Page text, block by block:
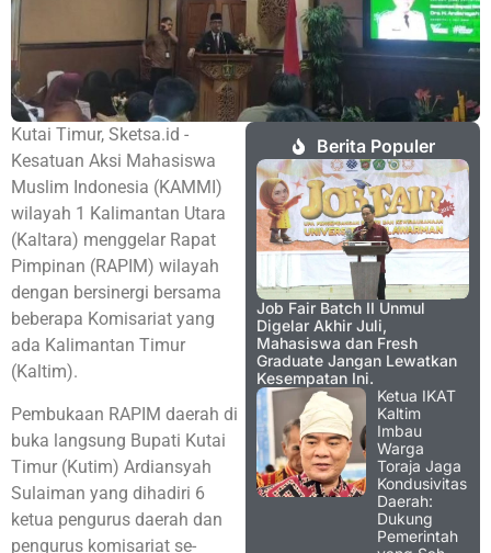
Kutai Timur, Sketsa.id -
Kesatuan Aksi Mahasiswa
Muslim Indonesia (KAMMI)
wilayah 1 Kalimantan Utara
(Kaltara) menggelar Rapat
Pimpinan (RAPIM) wilayah
dengan bersinergi bersama
beberapa Komisariat yang
ada Kalimantan Timur
(Kaltim).
Pembukaan RAPIM daerah di
buka langsung Bupati Kutai
Timur (Kutim) Ardiansyah
Sulaiman yang dihadiri 6
ketua pengurus daerah dan
pengurus komisariat se-
Berita Populer
Job Fair Batch II Unmul
Digelar Akhir Juli,
Mahasiswa dan Fresh
Graduate Jangan Lewatkan
Kesempatan Ini.
Ketua IKAT
Kaltim
Imbau
Warga
Toraja Jaga
Kondusivitas
Daerah:
Dukung
Pemerintah